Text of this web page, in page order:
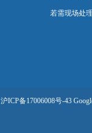
若需现场处
沪ICP备17006008号-43